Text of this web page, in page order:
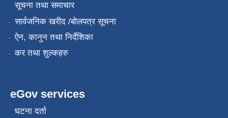
सूचना तथा समाचार
सार्वजनिक खरीद /बोलपत्र सूचना
ऐन, कानुन तथा निर्देशिका
कर तथा शुल्कहरु
eGov services
घटना दर्ता